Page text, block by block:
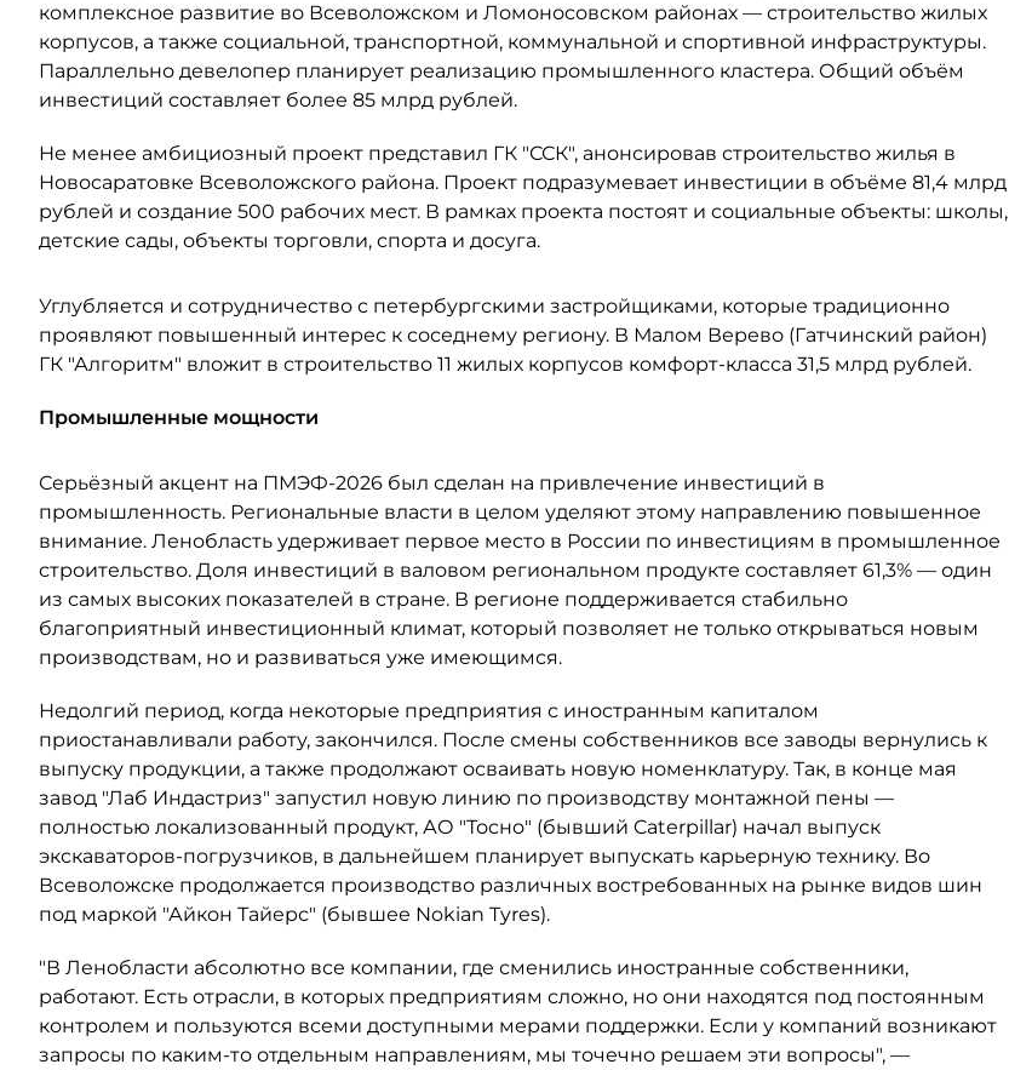
комплексное развитие во Всеволожском и Ломоносовском районах — строительство жилых
корпусов, а также социальной, транспортной, коммунальной и спортивной инфраструктуры.
Параллельно девелопер планирует реализацию промышленного кластера. Общий объём
инвестиций составляет более 85 млрд рублей.
Не менее амбициозный проект представил ГК "ССК", анонсировав строительство жилья в
Новосаратовке Всеволожского района. Проект подразумевает инвестиции в объёме 81,4 млрд
рублей и создание 500 рабочих мест. В рамках проекта постоят и социальные объекты: школы,
детские сады, объекты торговли, спорта и досуга.
Углубляется и сотрудничество с петербургскими застройщиками, которые традиционно
проявляют повышенный интерес к соседнему региону. В Малом Верево (Гатчинский район)
ГК "Алгоритм" вложит в строительство 11 жилых корпусов комфорт-класса 31,5 млрд рублей.
Промышленные мощности
Серьёзный акцент на ПМЭФ-2026 был сделан на привлечение инвестиций в
промышленность. Региональные власти в целом уделяют этому направлению повышенное
внимание. Ленобласть удерживает первое место в России по инвестициям в промышленное
строительство. Доля инвестиций в валовом региональном продукте составляет 61,3% — один
из самых высоких показателей в стране. В регионе поддерживается стабильно
благоприятный инвестиционный климат, который позволяет не только открываться новым
производствам, но и развиваться уже имеющимся.
Недолгий период, когда некоторые предприятия с иностранным капиталом
приостанавливали работу, закончился. После смены собственников все заводы вернулись к
выпуску продукции, а также продолжают осваивать новую номенклатуру. Так, в конце мая
завод "Лаб Индастриз" запустил новую линию по производству монтажной пены —
полностью локализованный продукт, АО "Тосно" (бывший Caterpillar) начал выпуск
экскаваторов-погрузчиков, в дальнейшем планирует выпускать карьерную технику. Во
Всеволожске продолжается производство различных востребованных на рынке видов шин
под маркой "Айкон Тайерс" (бывшее Nokian Tyres).
"В Ленобласти абсолютно все компании, где сменились иностранные собственники,
работают. Есть отрасли, в которых предприятиям сложно, но они находятся под постоянным
контролем и пользуются всеми доступными мерами поддержки. Если у компаний возникают
запросы по каким-то отдельным направлениям, мы точечно решаем эти вопросы", —